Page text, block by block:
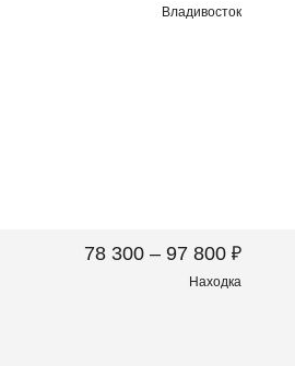
Владивосток
78 300 – 97 800 ₽
Находка